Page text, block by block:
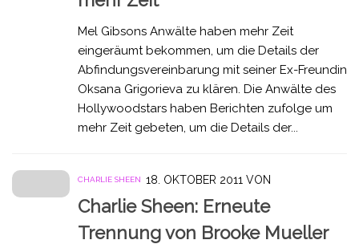
Mel Gibsons Anwälte haben mehr Zeit
eingeräumt bekommen, um die Details der
Abfindungsvereinbarung mit seiner Ex-Freundin
Oksana Grigorieva zu klären. Die Anwälte des
Hollywoodstars haben Berichten zufolge um
mehr Zeit gebeten, um die Details der...
CHARLIE SHEEN 18. OKTOBER 2011 VON
Charlie Sheen: Erneute
Trennung von Brooke Mueller